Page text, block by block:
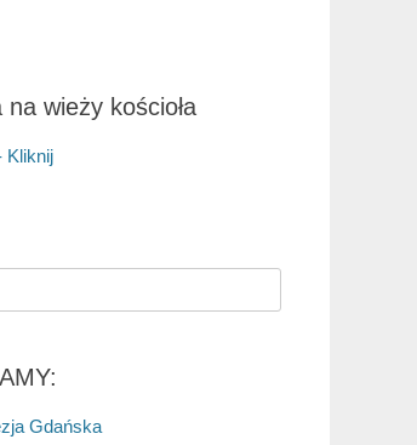
na wieży kościoła
Kliknij
Gdańska